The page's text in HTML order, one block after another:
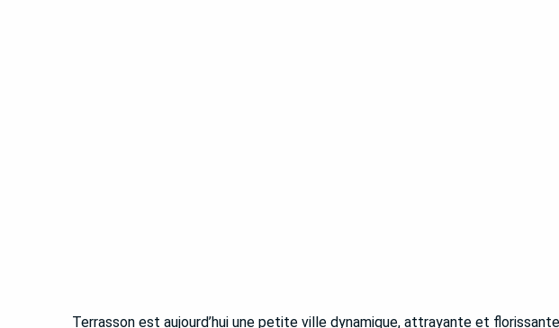
Terrasson est aujourd’hui une petite ville dynamique, attrayante et